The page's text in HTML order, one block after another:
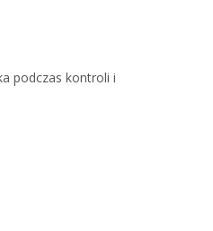
podczas kontroli i